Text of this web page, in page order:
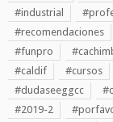
#industrial
#recomendaciones
#funpro
#caldif
#cursos
#dudaseeggcc
#2019-2